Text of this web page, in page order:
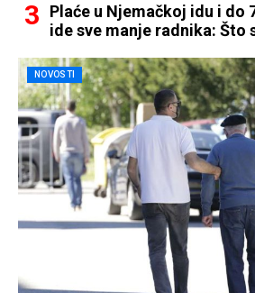
Plaće u Njemačkoj idu i do
ide sve manje radnika: Što
NOVOSTI